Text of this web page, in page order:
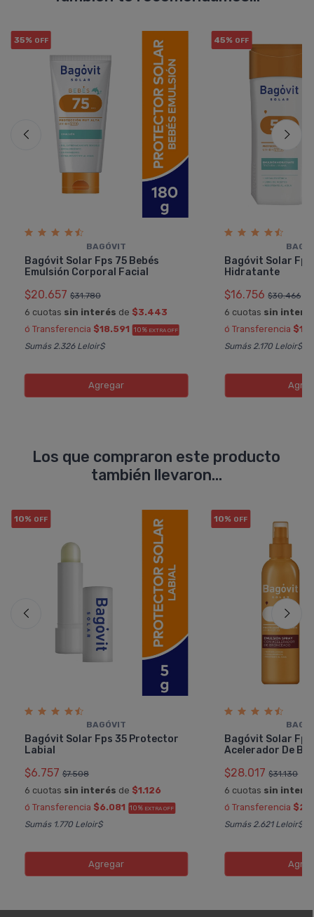
35% OFF
BAGÓVIT
Bagóvit Solar Fps 75 Bebés
Emulsión Corporal Facial
$20.657 $31.780
6 cuotas sin interés de $3.443
ó Transferencia $18.591 10% EXTRA OFF
Sumás 2.326 Leloir$
Agregar
45% OFF
Bagóvit Solar
Hidratante
$16.756 $30.466
6 cuotas sin
ó Transferencia
Sumás 2.170 Leloir$
Los que compraron este producto
también llevaron...
10% OFF
BAGÓVIT
Bagóvit Solar Fps 35 Protector
Labial
$6.757 $7.508
6 cuotas sin interés de $1.126
ó Transferencia $6.081 10% EXTRA OFF
Sumás 1.770 Leloir$
Agregar
10% OFF
Bagóvit Solar Fps
Acelerador De
$28.017 $31.130
6 cuotas sin
ó Transferencia
Sumás 2.621 Leloir$